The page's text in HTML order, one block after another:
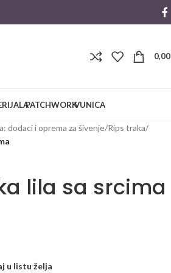
0,00
PATCHWORKVUNICA
dodaci i oprema za šivenje/Rips traka/
lila sa srcima
u listu želja